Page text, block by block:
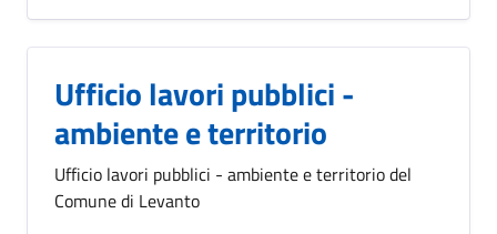
Ufficio lavori pubblici -
ambiente e territorio
Ufficio lavori pubblici - ambiente e territorio del
Comune di Levanto